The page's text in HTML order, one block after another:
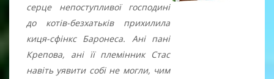
серце непоступливої господині
до котів-безхатьків прихилила
киця-сфінкс Баронеса. Ані пані
Крепова, ані її племінник Стас
навіть уявити собі не могли, чим